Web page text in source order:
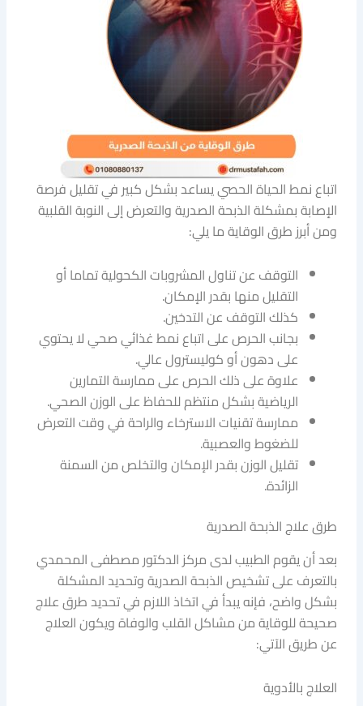
اتباع نمط الحياة الحصي يساعد بشكل كبير في تقليل فرصة
الإصابة بمشكلة الذبحة الصدرية والتعرض إلى النوبة القلبية
ومن أبرز طرق الوقاية ما يلي:
التوقف عن تناول المشروبات الكحولية تماما أو
التقليل منها بقدر الإمكان.
كذلك التوقف عن التدخين.
بجانب الحرص على اتباع نمط غذائي صحي لا يحتوي
على دهون أو كوليسترول عالي.
علاوة على ذلك الحرص على ممارسة التمارين
الرياضية بشكل منتظم للحفاظ على الوزن الصحي.
ممارسة تقنيات الاسترخاء والراحة في وقت التعرض
للضغوط والعصبية.
تقليل الوزن بقدر الإمكان والتخلص من السمنة
الزائدة.
طرق علاج الذبحة الصدرية
بعد أن يقوم الطبيب لدى مركز الدكتور مصطفى المحمدي
بالتعرف على تشخيص الذبحة الصدرية وتحديد المشكلة
بشكل واضح، فإنه يبدأ في اتخاذ اللازم في تحديد طرق علاج
صحيحة للوقاية من مشاكل القلب والوفاة ويكون العلاج
عن طريق الآتي:
العلاج بالأدوية